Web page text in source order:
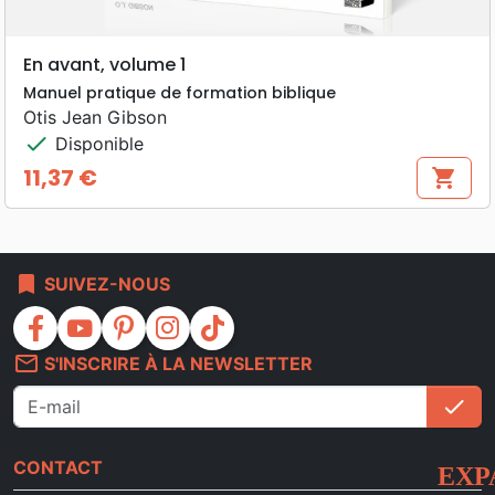
En avant, volume 1
Manuel pratique de formation biblique
Otis Jean Gibson
check Disponible
Prix
11,37 € shopping_cart
bookmark SUIVEZ-NOUS
facebook youtube pinterest instagram
tiktok
mail_outline S'INSCRIRE À LA NEWSLETTER
check
CONTACT